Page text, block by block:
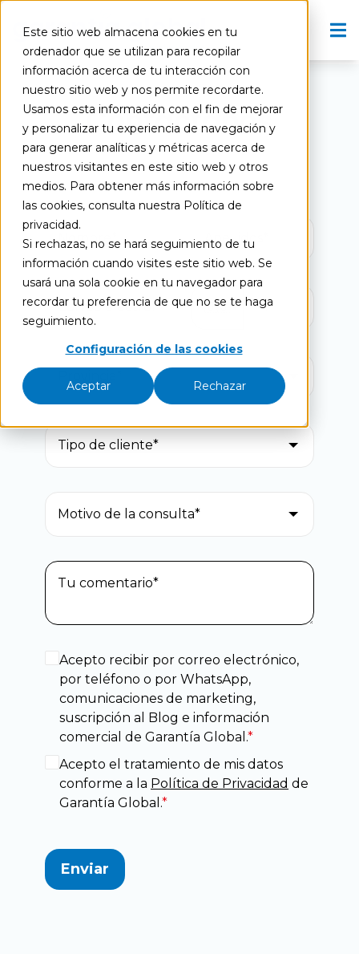
Este sitio web almacena cookies en tu
ordenador que se utilizan para recopilar
información acerca de tu interacción con
nuestro sitio web y nos permite recordarte.
Usamos esta información con el fin de mejorar
y personalizar tu experiencia de navegación y
para generar analíticas y métricas acerca de
nuestros visitantes en este sitio web y otros
medios. Para obtener más información sobre
las cookies, consulta nuestra Política de
privacidad.
Si rechazas, no se hará seguimiento de tu
información cuando visites este sitio web. Se
usará una sola cookie en tu navegador para
recordar tu preferencia de que no se te haga
seguimiento.
Configuración de las cookies
Aceptar Rechazar
Contáctanos
🇺🇸
Acepto recibir por correo electrónico,
por teléfono o por WhatsApp,
comunicaciones de marketing,
suscripción al Blog e información
comercial de Garantía Global.*
Acepto el tratamiento de mis datos
conforme a la Política de Privacidad de
Garantía Global.*
Enviar